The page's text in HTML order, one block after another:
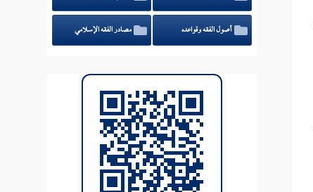
أصول الفقه وقواعده مصادر الفقه الإسلامي